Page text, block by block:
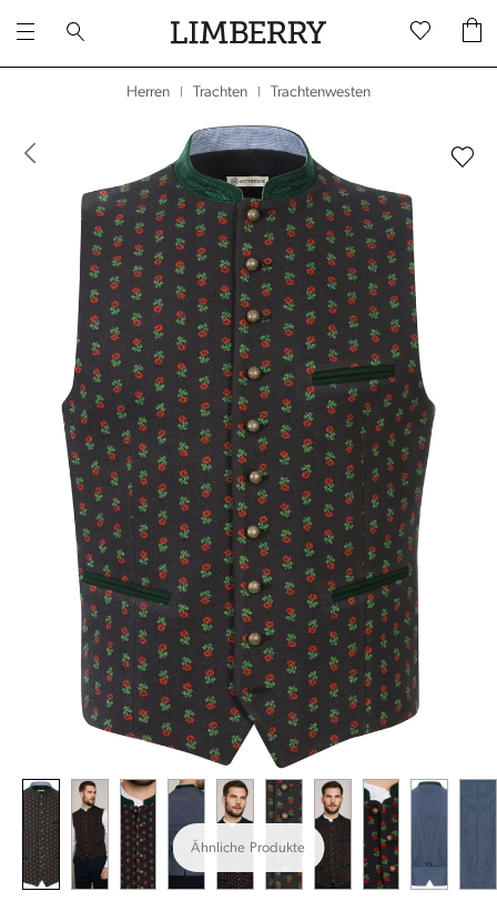
Herren Trachten Trachtenwesten
Ähnliche Produkte